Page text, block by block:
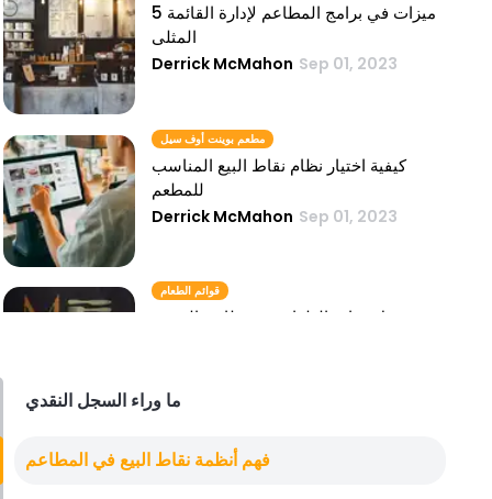
5 ميزات في برامج المطاعم لإدارة القائمة
المثلى
Derrick McMahon Sep 01, 2023
مطعم بوينت أوف سيل
كيفية اختيار نظام نقاط البيع المناسب
للمطعم
Derrick McMahon Sep 01, 2023
قوائم الطعام
مستقبل قوائم الطعام في مطاعم الخدمة
أهمية القوائم عبر الإنترنت للمطاعم
ما وراء السجل النقدي
فهم أنظمة نقاط البيع في المطاعم